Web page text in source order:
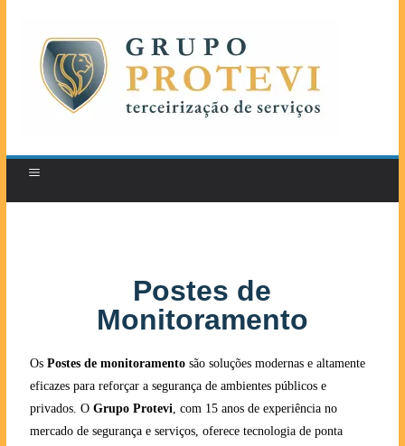
Postes de
Monitoramento
Os Postes de monitoramentosão soluções modernas e altamente
eficazes para reforçar a segurança de ambientes públicos e
privados. O Grupo Protevi, com 15 anos de experiência no
mercado de segurança e serviços, oferece tecnologia de ponta